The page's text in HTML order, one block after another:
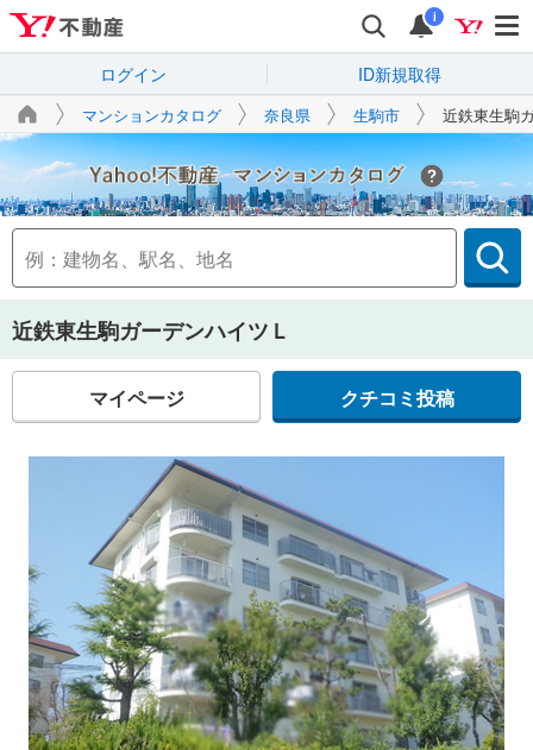
i
ログイン ID新規取得
マンションカタログ 奈良県 生駒市 近鉄東生駒
Yahoo!不動産
近鉄東生駒ガーデンハイツＬ
マイページ クチコミ投稿